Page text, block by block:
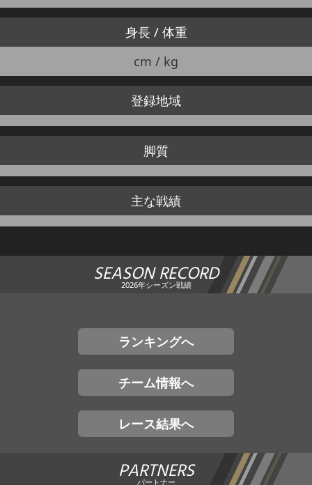
身長 / 体重
cm / kg
登録地域
脚質
主な戦績
SEASON RECORD
2026年シーズン戦績
ランキングへ
チーム情報へ
レース結果へ
PARTNERS
パートナー